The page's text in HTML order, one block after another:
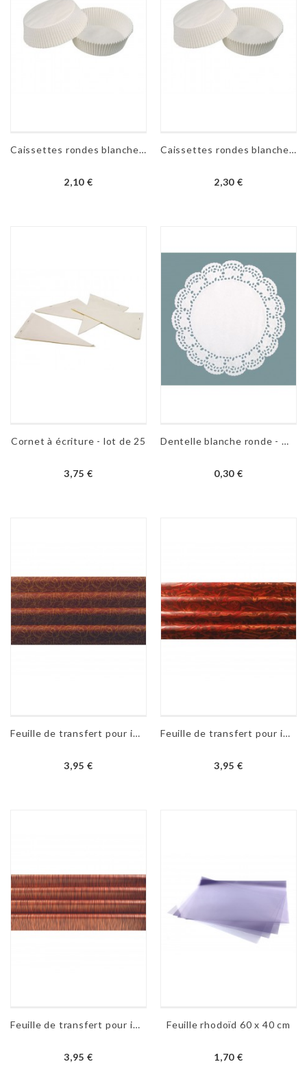
Caissettes rondes blanches N°1202 - 100 pièces
2,10 €
Caissettes rondes blanches N°7 - 100 pièces
2,30 €
Cornet à écriture - lot de 25
3,75 €
Dentelle blanche ronde - Ø 32 cm
0,30 €
Feuille de transfert pour impression alimentaire - Arabesques
3,95 €
Feuille de transfert pour impression alimentaire - Papier reliure
3,95 €
Feuille de transfert pour impression alimentaire - Pur éclat
3,95 €
Feuille rhodoïd 60 x 40 cm
1,70 €